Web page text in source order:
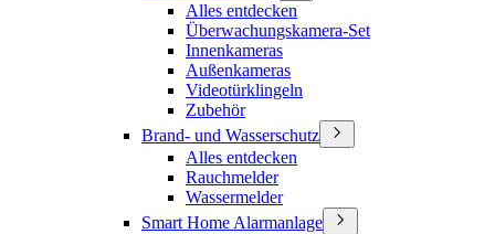
Alles entdecken
Überwachungskamera-Set
Innenkameras
Außenkameras
Videotürklingeln
Zubehör
Brand- und Wasserschutz
Alles entdecken
Rauchmelder
Wassermelder
Smart Home Alarmanlage